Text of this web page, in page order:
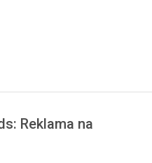
Reklama na